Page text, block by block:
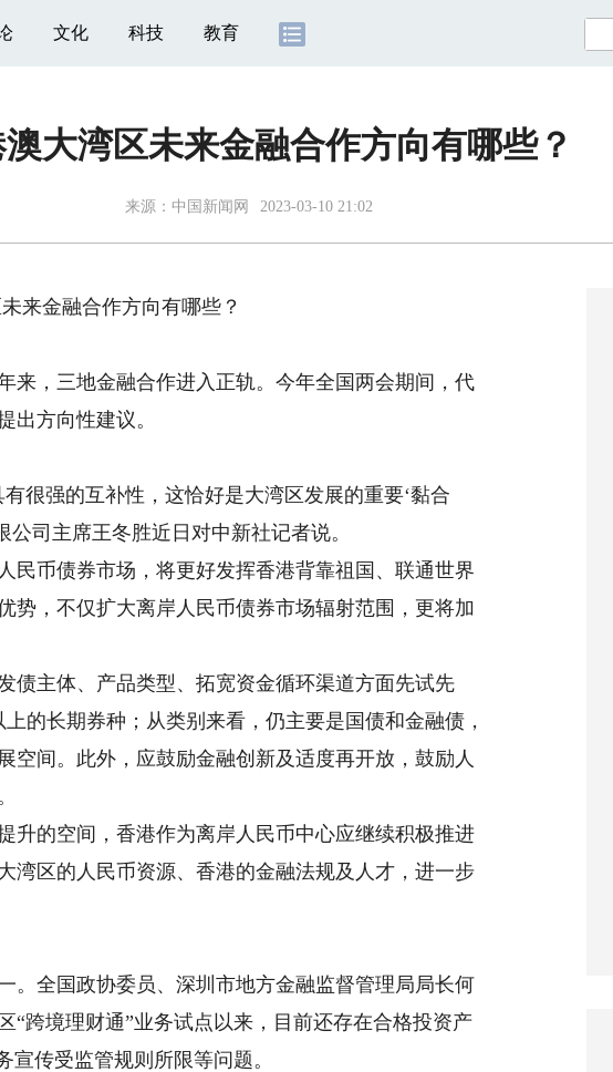
文化 科技 教育
大湾区未来金融合作方向有哪些？
来源： 中国新闻网 2023-03-10 21:02
金融合作方向有哪些？
，三地金融合作进入正轨。今年全国两会期间，代
出方向性建议。
强的互补性，这恰好是大湾区发展的重要‘黏合
司主席王冬胜近日对中新社记者说。
币债券市场，将更好发挥香港背靠祖国、联通世界
势，不仅扩大离岸人民币债券市场辐射范围，更将加
主体、产品类型、拓宽资金循环渠道方面先试先
的长期券种；从类别来看，仍主要是国债和金融债，
空间。此外，应鼓励金融创新及适度再开放，鼓励人
的空间，香港作为离岸人民币中心应继续积极推进
湾区的人民币资源、香港的金融法规及人才，进一步
全国政协委员、深圳市地方金融监督管理局局长何
“跨境理财通”业务试点以来，目前还存在合格投资产
宣传受监管规则所限等问题。